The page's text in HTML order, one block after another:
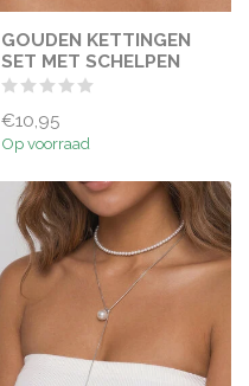
GOUDEN KETTINGEN
SET MET SCHELPEN
€10,95
Op voorraad